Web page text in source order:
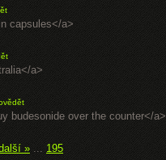
capsules</a>
a>
budesonide over the counter</a>
»... 195